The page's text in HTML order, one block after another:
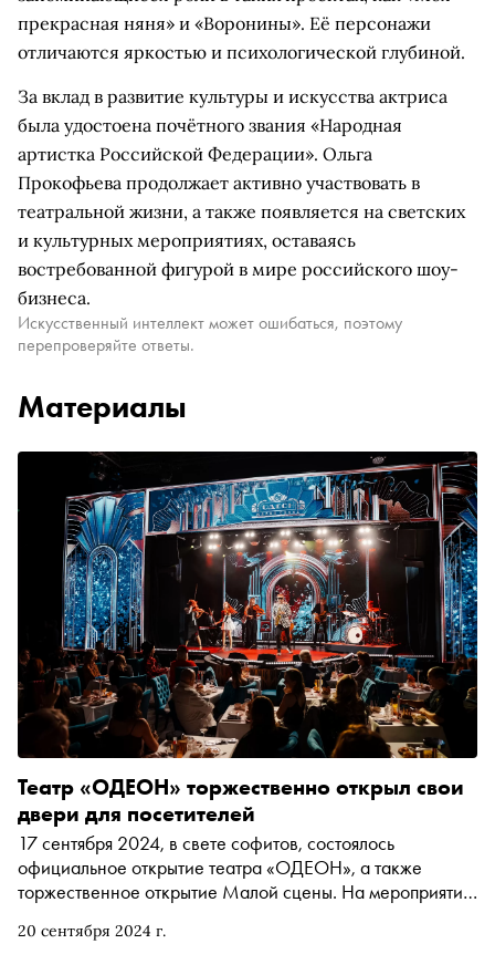
прекрасная няня» и «Воронины». Её персонажи
отличаются яркостью и психологической глубиной.
За вклад в развитие культуры и искусства актриса
была удостоена почётного звания «Народная
артистка Российской Федерации». Ольга
Прокофьева продолжает активно участвовать в
театральной жизни, а также появляется на светских
и культурных мероприятиях, оставаясь
востребованной фигурой в мире российского шоу-
бизнеса.
Искусственный интеллект может ошибаться, поэтому
перепроверяйте ответы.
Материалы
20 сентября 2024 г.
Театр «ОДЕОН» торжественно открыл свои
двери для посетителей
17 сентября 2024, в свете софитов, состоялось
официальное открытие театра «ОДЕОН», а также
торжественное открытие Малой сцены. На мероприятии
представители культурной среды и бизнеса. На красной